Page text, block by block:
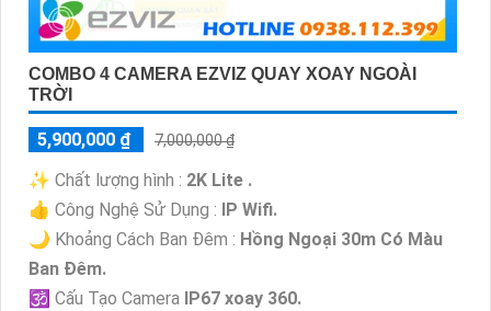
COMBO 4 CAMERA EZVIZ QUAY XOAY NGOÀI
TRỜI
5,900,000 ₫ 7,000,000 ₫
✨ Chất lượng hình : 2K Lite .
👍 Công Nghệ Sử Dụng :
IP Wifi.
🌙 Khoảng Cách Ban Đêm : Hồng Ngoại 30m Có Màu
Ban Ðêm.
🕉️ Cấu Tạo Camera IP67 xoay 360.